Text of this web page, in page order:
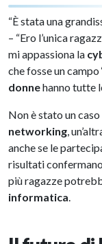
“È stata una
– “Ero l’unica
mi appassiona la
che fosse un campo
donnehanno tutte
Non è stato un
networking,
anche se le
risultati
più ragazze
informatica.